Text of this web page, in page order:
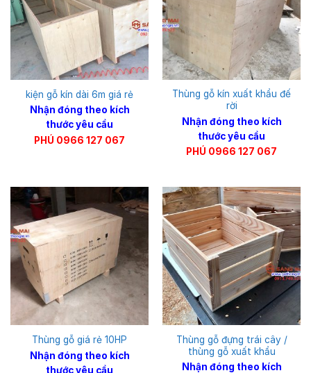
kiện gỗ kín dài 6m giá rẻ
Nhận đóng theo kích
thước yêu cầu
PHÚ 0966 127 067
Thùng gỗ kín xuất khẩu đế
rời
Nhận đóng theo kích
thước yêu cầu
PHÚ 0966 127 067
Thùng gỗ giá rẻ 10HP
Nhận đóng theo kích
thước yêu cầu
Thùng gỗ đựng trái cây /
thùng gỗ xuất khẩu
Nhận đóng theo kích